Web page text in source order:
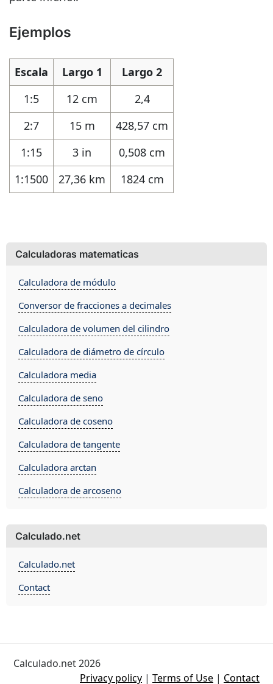
Ejemplos
Escala Largo 1
Largo 2
1:5
12 cm
2,4
2:7
15 m
428,57 cm
1:15
3 in
0,508 cm
1:1500
27,36 km 1824 cm
Calculadoras matematicas
Calculadora de módulo
Conversor de fracciones a decimales
Calculadora de volumen del cilindro
Calculadora de diámetro de círculo
Calculadora media
Calculadora de seno
Calculadora de coseno
Calculadora de tangente
Calculadora arctan
Calculadora de arcoseno
Calculado.net
Calculado.net
Contact
Calculado.net 2026
Privacy policy | Terms of Use | Contact